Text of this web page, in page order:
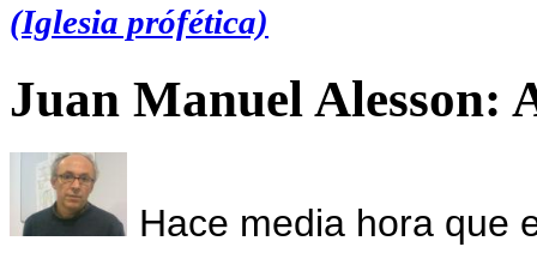
(Iglesia prófética)
Juan Manuel Alesson:
Hace media hora que